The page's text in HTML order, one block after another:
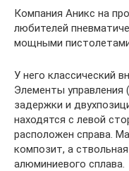
Компания Аникс на
любителей
мощными
У него классический
Элементы управления
задержки и
находятся с левой
расположен справа.
композит, а
алюминиевого сплава.